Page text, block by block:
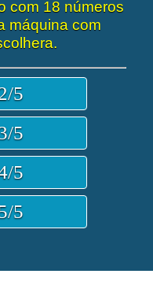
com 18 números
máquina com